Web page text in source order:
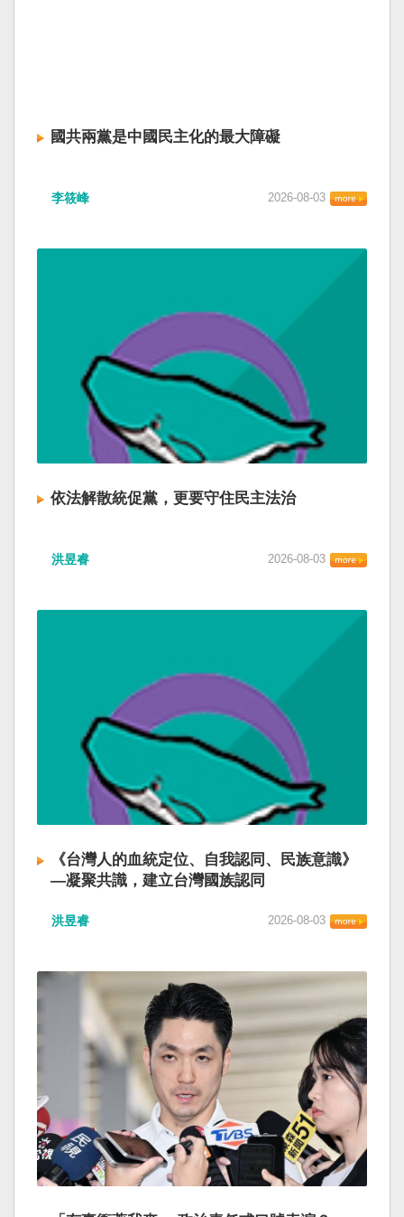
國共兩黨是中國民主化的最大障礙
李筱峰 2026-08-03
依法解散統促黨，更要守住民主法治
洪昱睿 2026-08-03
《台灣人的血統定位、自我認同、民族意識》
—凝聚共識，建立台灣國族認同
洪昱睿 2026-08-03